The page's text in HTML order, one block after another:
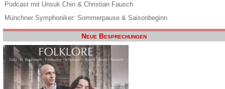
Podcast mit Unsuk Chin & Christian Fausch
Münchner Symphoniker: Sommerpause & Saisonbeginn
Neue Besprechungen